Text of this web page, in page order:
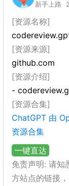
新手上路
[资源名称]
[资源来源]
github.com
[资源介绍]
-
[资源合集]
ChatGPT 由
资源合集
一键直达
免责声明: 请知
方站点的链接